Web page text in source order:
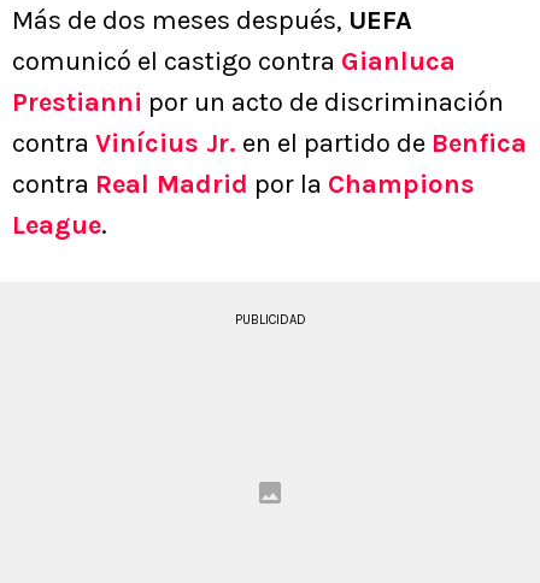
Más de dos meses después, UEFA
comunicó el castigo contra Gianluca
Prestianni por un acto de discriminación
contra Vinícius Jr. en el partido de Benfica
contra Real Madrid por la Champions
League.
PUBLICIDAD